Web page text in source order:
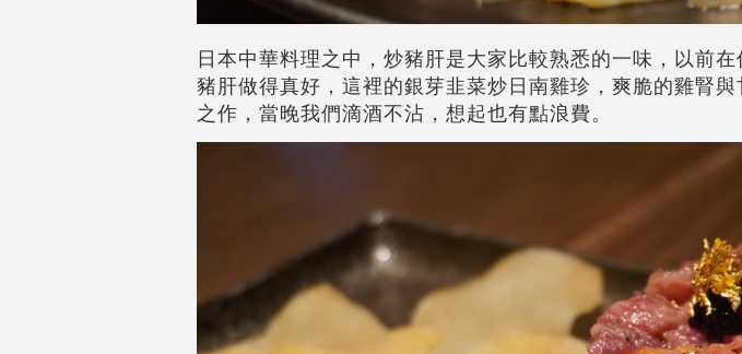
日本中華料理之中，炒豬肝是大家比較熟悉的一味，以前
豬肝做得真好，這裡的銀芽韭菜炒日南雞珍，爽脆的雞腎
之作，當晚我們滴酒不沾，想起也有點浪費。